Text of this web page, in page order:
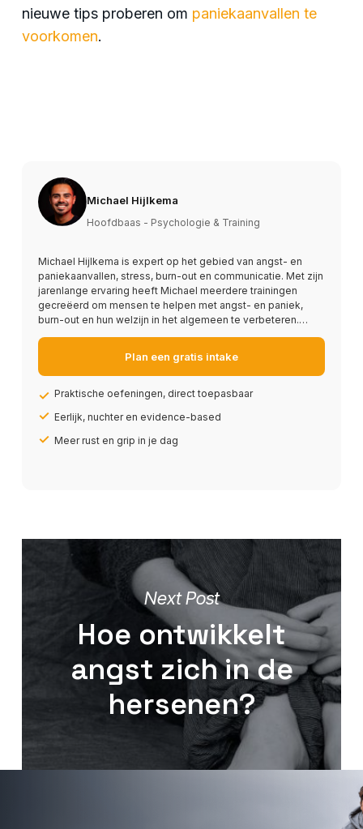
nieuwe tips proberen om paniekaanvallen te
voorkomen.
Michael Hijlkema
Hoofdbaas - Psychologie & Training
Michael Hijlkema is expert op het gebied van angst- en
paniekaanvallen, stress, burn-out en communicatie. Met zijn
jarenlange ervaring heeft Michael meerdere trainingen
gecreëerd om mensen te helpen met angst- en paniek,
burn-out en hun welzijn in het algemeen te verbeteren.…
Plan een gratis intake
Praktische oefeningen, direct toepasbaar
Eerlijk, nuchter en evidence-based
Meer rust en grip in je dag
Next Post
Hoe ontwikkelt
angst zich in de
hersenen?